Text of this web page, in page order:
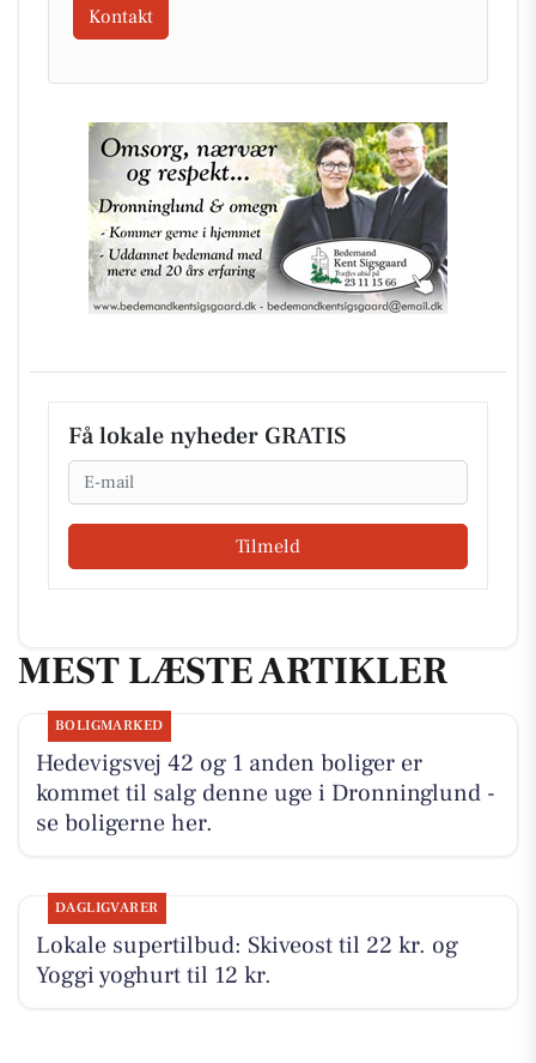
Kontakt
Få lokale nyheder GRATIS
Email
Tilmeld
MEST LÆSTE ARTIKLER
BOLIGMARKED
Hedevigsvej 42 og 1 anden boliger er
kommet til salg denne uge i Dronninglund -
se boligerne her.
DAGLIGVARER
Lokale supertilbud: Skiveost til 22 kr. og
Yoggi yoghurt til 12 kr.